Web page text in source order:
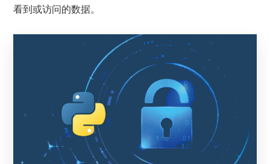
看到或访问的数据。